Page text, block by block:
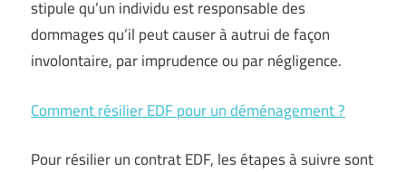
stipule qu’un individu est responsable des
dommages qu’il peut causer à autrui de façon
involontaire, par imprudence ou par négligence.
Comment résilier EDF pour un déménagement ?
Pour résilier un contrat EDF, les étapes à suivre sont